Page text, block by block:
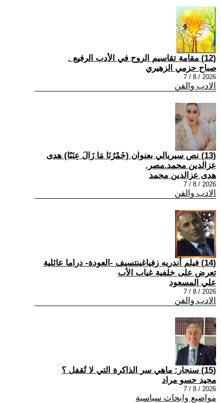
(12) مقامة تقاسيم الروح في الأدب الرفيع .
صباح حزمي الزهيري
2026 / 8 / 7
الادب والفن
(13) نص سيريالي بعنوان (خَمْرُنَا مَا زَالَ عِنَبًا) هدى
عزالدين محمد.مصر.
هدى عزالدين محمد
2026 / 8 / 7
الادب والفن
(14) فيلم أندريه زفياغينتسيف -العودة- دراما عائلية
تعرض على خلفية غياب الأب
علي المسعود
2026 / 8 / 7
الادب والفن
(15) سنجار: ماهي سر الذاكرة التي لا تُقفل ؟
مجيد حسو مراد
2026 / 8 / 7
مواضيع وابحاث سياسية